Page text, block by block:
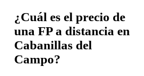
¿Cuál es el precio de
una FP a distancia en
Cabanillas del
Campo?